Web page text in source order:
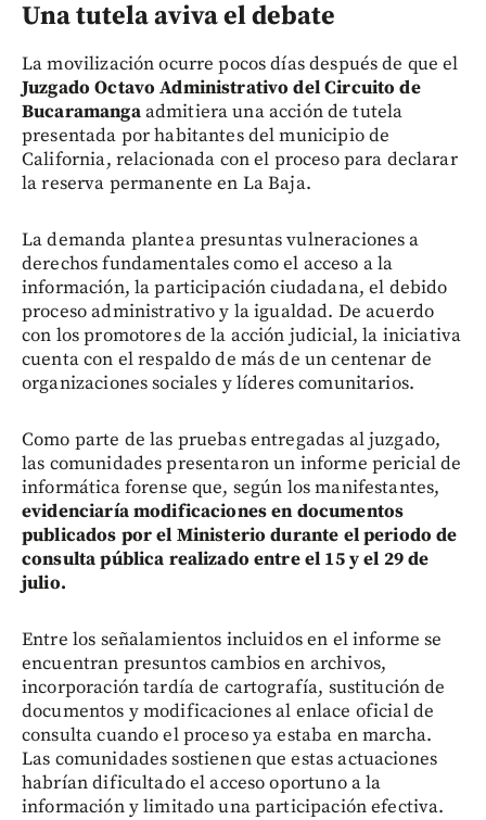
Una tutela aviva el debate
La movilización ocurre pocos días después de que el
Juzgado Octavo Administrativo del Circuito de
Bucaramangaadmitiera una acción de tutela
presentada por habitantes del municipio de
California, relacionada con el proceso para declarar
la reserva permanente en La Baja.
La demanda plantea presuntas vulneraciones a
derechos fundamentales como el acceso a la
información, la participación ciudadana, el debido
proceso administrativo y la igualdad. De acuerdo
con los promotores de la acción judicial, la iniciativa
cuenta con el respaldo de más de un centenar de
organizaciones sociales y líderes comunitarios.
Como parte de las pruebas entregadas al juzgado,
las comunidades presentaron un informe pericial de
informática forense que, según los manifestantes,
evidenciaría modificaciones en documentos
publicados por el Ministerio durante el periodo de
consulta pública realizado entre el 15 y el 29 de
julio.
Entre los señalamientos incluidos en el informe se
encuentran presuntos cambios en archivos,
incorporación tardía de cartografía, sustitución de
documentos y modificaciones al enlace oficial de
consulta cuando el proceso ya estaba en marcha.
Las comunidades sostienen que estas actuaciones
habrían dificultado el acceso oportuno a la
información y limitado una participación efectiva.